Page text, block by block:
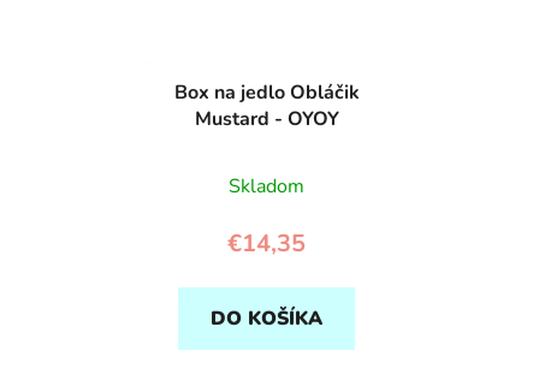
Box na jedlo Obláčik
Mustard - OYOY
Skladom
€14,35
DO KOŠÍKA